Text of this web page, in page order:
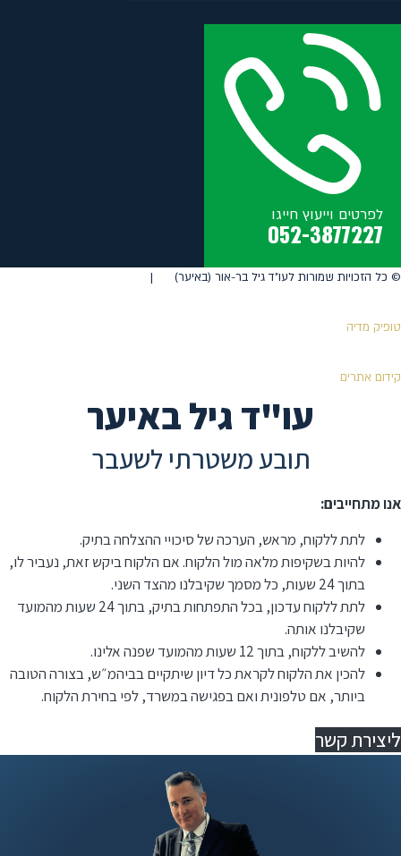
לפרטים וייעוץ חייגו
052-3877227
©️ כל הזכויות שמורות לעו"ד גיל בר-אור (באיער) |
טופיק מדיה
קידום אתרים
עו"ד גיל באיער
תובע משטרתי לשעבר
אנו מתחייבים:
לתת ללקוח, מראש, הערכה של סיכויי ההצלחה בתיק.
להיות בשקיפות מלאה מול הלקוח. אם הלקוח ביקש זאת, נעביר לו,
בתוך 24 שעות, כל מסמך שקיבלנו מהצד השני.
לתת ללקוח עדכון, בכל התפתחות בתיק, בתוך 24 שעות מהמועד
שקיבלנו אותה.
להשיב ללקוח, בתוך 12 שעות מהמועד שפנה אלינו.
⁠להכין את הלקוח לקראת כל דיון שיתקיים בביהמ״ש, בצורה הטובה
ביותר, אם טלפונית ואם בפגישה במשרד, לפי בחירת הלקוח.
ליצירת קשר